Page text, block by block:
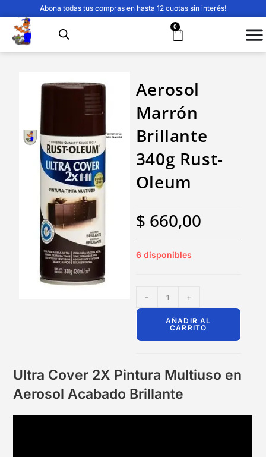
Abona todas tus compras en hasta 12 cuotas sin interés!
0
Aerosol
Marrón
Brillante
340g Rust-
Oleum
$ 660,00
6 disponibles
- +
AÑADIR AL
CARRITO
Ultra Cover 2X Pintura Multiuso en
Aerosol Acabado Brillante